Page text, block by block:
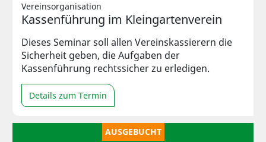
Vereinsorganisation
Kassenführung im Kleingartenverein
Dieses Seminar soll allen Vereinskassierern die
Sicherheit geben, die Aufgaben der
Kassenführung rechtssicher zu erledigen.
Details zum Termin
AUSGEBUCHT